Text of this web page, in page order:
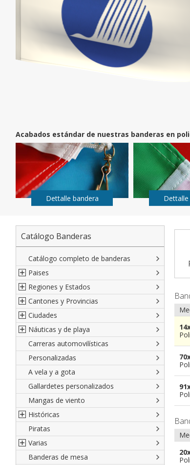
Acabados estándar de nuestras banderas en
Dettalle bandera
Catálogo Banderas
Catálogo completo de banderas
Paises
Norte América
América del Sur
Europa
Africa
Asia
Oceanía
Regiones y Estados
Regiones italianas
Estados de EEUU
Francesas
Españolas
Austríacas
Alemanas
Regiones del Mundo
Cantones y Provincias
Cantones suizos
Provincias italianas
provincias del Mundo
Territorios británicos de ultramar
Francia de ultramar
Provincias Españolas
Ciudades
Ciudades italianas
Ciudades francesas
Ciudades españolas
Ciudades del Mundo
Náuticas y de playa
Militares y Mercantes
Código náutico internacional
Empavesadas
De Playa
De cortesia
Carreras automovilísticas
Personalizadas
A vela y a gota
Gallardetes personalizados
Mangas de viento
Históricas
Francesas
Británicas
Italianas
Piratas
Varias
Banderas diplomáticas
Banderas de mesa